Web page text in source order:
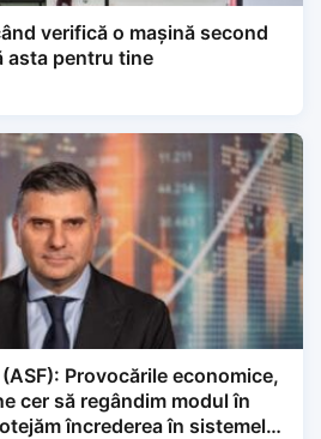
verifică o mașină second
asta pentru tine
Provocările economice,
cer să regândim modul în
încrederea în sistemele